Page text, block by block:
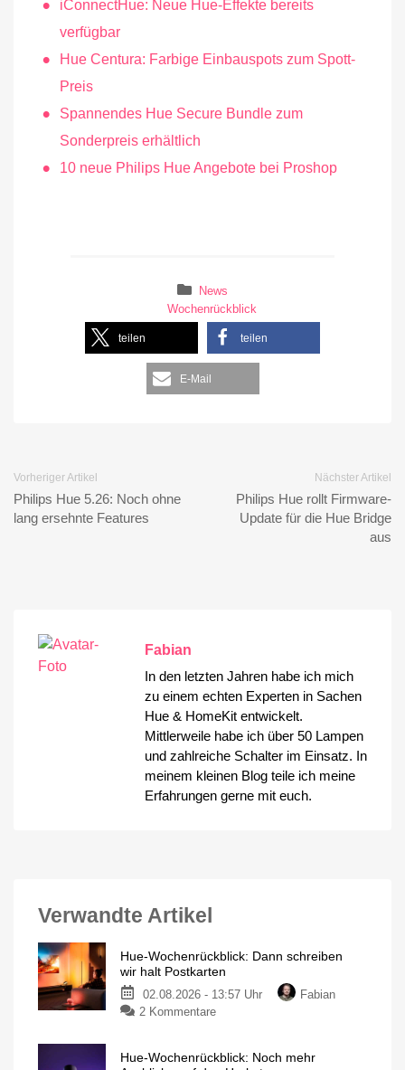
iConnectHue: Neue Hue-Effekte bereits
verfügbar
Hue Centura: Farbige Einbauspots zum Spott-
Preis
Spannendes Hue Secure Bundle zum
Sonderpreis erhältlich
10 neue Philips Hue Angebote bei Proshop
News
Wochenrückblick
teilen teilen
E-Mail
Vorheriger Artikel
Philips Hue 5.26: Noch ohne
lang ersehnte Features
Nächster Artikel
Philips Hue rollt Firmware-
Update für die Hue Bridge
aus
Fabian
In den letzten Jahren habe ich mich
zu einem echten Experten in Sachen
Hue & HomeKit entwickelt.
Mittlerweile habe ich über 50 Lampen
und zahlreiche Schalter im Einsatz. In
meinem kleinen Blog teile ich meine
Erfahrungen gerne mit euch.
Verwandte Artikel
Hue-Wochenrückblick: Dann schreiben
wir halt Postkarten
02.08.2026 - 13:57 Uhr
Fabian
2 Kommentarezu
Dann
Hue-Wochenrückblick: Noch mehr